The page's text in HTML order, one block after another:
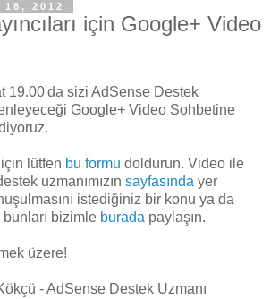
18, 2012
için Google+ Video
19.00'da sizi AdSense Destek
Google+ Video Sohbetine
lütfen bu formu doldurun. Video ile
uzmanımızın sayfasında yer
istediğiniz bir konu ya da
bizimle burada paylaşın.
üzere!
- AdSense Destek Uzmanı